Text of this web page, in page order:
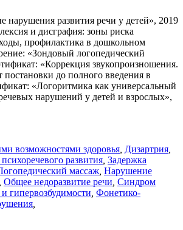
нарушения развития речи у детей», 2019
и дисграфия: зоны риска
профилактика в дошкольном
«Зондовый логопедический
«Коррекция звукопроизношения.
постановки до полного введения в
«Логоритмика как универсальный
нарушений у детей и взрослых»,
возможностями здоровья Дизартрия
развития Задержка
массаж Нарушение
Общее недоразвитие речи Синдром
гипервозбудимости Фонетико-